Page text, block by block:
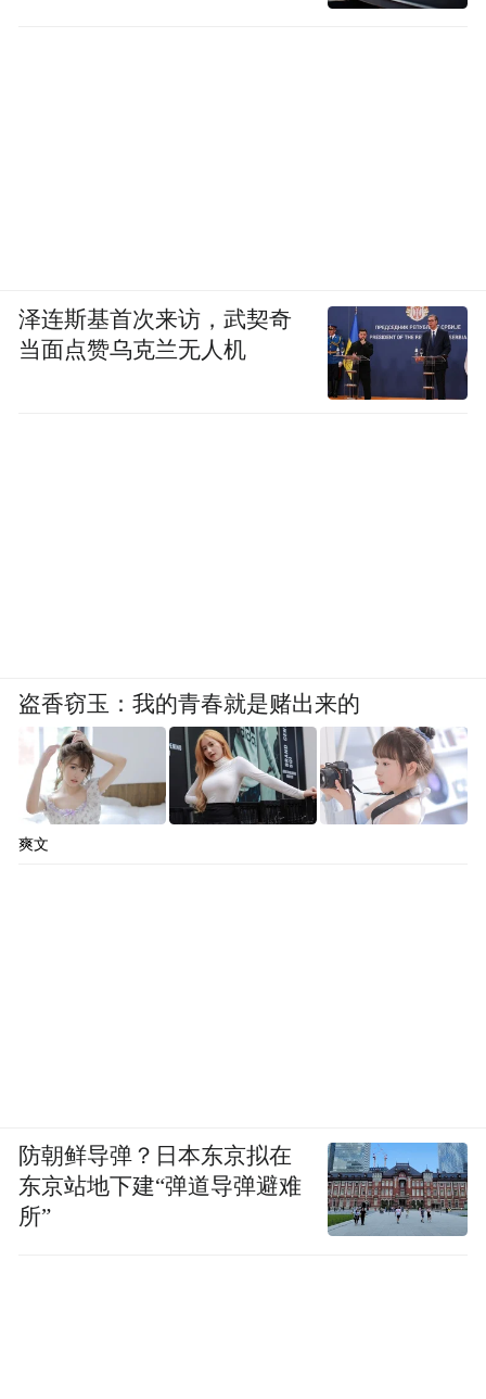
泽连斯基首次来访，武契奇
当面点赞乌克兰无人机
盗香窃玉：我的青春就是赌出来的
爽文
防朝鲜导弹？日本东京拟在
东京站地下建“弹道导弹避难
所”